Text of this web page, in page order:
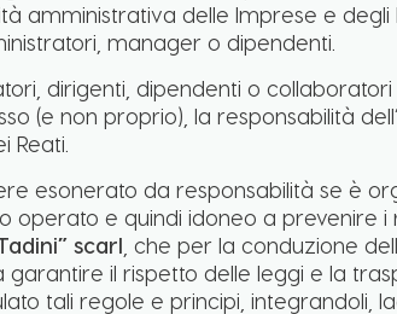
amministrativa delle Imprese e
manager o dipendenti.
dirigenti, dipendenti o
(e non proprio), la responsabilità
Reati.
esonerato da responsabilità se è
operato e quindi idoneo a prevenire i
scarl , che per la conduzione
il rispetto delle leggi e la
tali regole e principi, integrandoli,